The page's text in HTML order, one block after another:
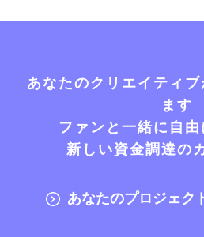
あなたのクリエイティ
ます
ファンと一緒に自
新しい資金調達の
あなたのプロジェク